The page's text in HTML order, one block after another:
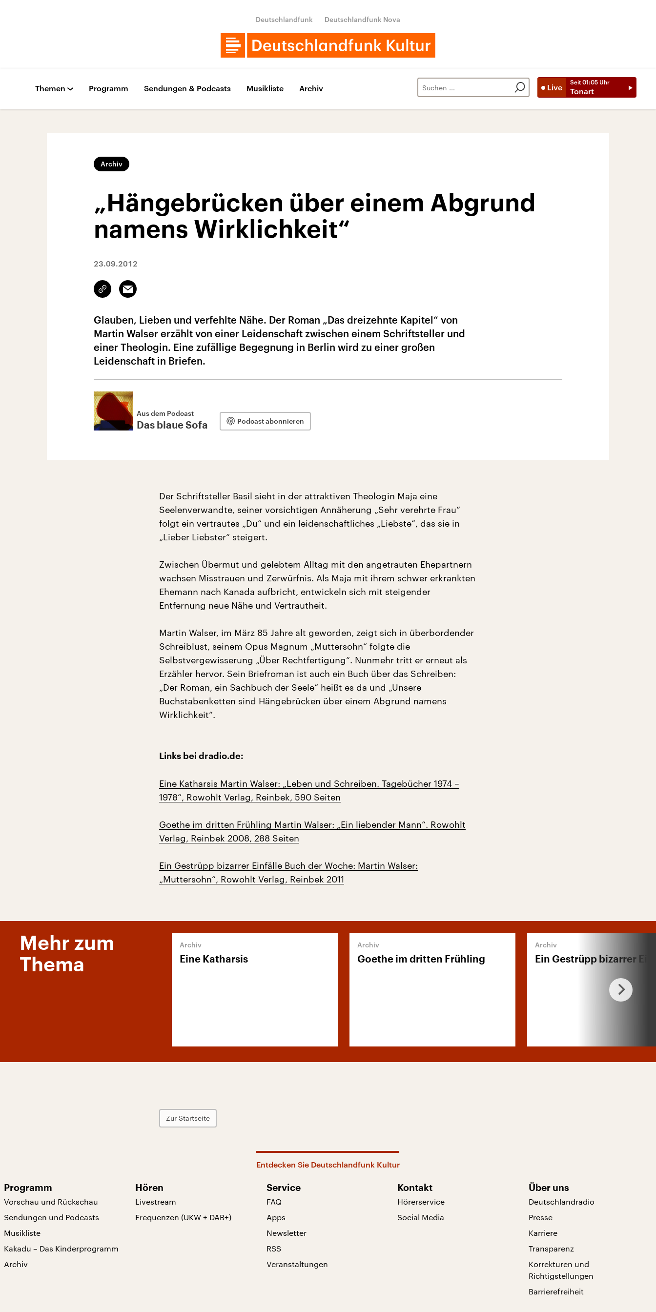
Deutschlandfunk Deutschlandfunk Nova
Live
Seit 01:05 Uhr
Tonart
Themen Programm Sendungen & Podcasts Musikliste Archiv
Archiv
„Hängebrücken über einem Abgrund
namens Wirklichkeit“
23.09.2012
Link
kopieren/teilen
Email
Glauben, Lieben und verfehlte Nähe. Der Roman „Das dreizehnte Kapitel“ von
Martin Walser erzählt von einer Leidenschaft zwischen einem Schriftsteller und
einer Theologin. Eine zufällige Begegnung in Berlin wird zu einer großen
Leidenschaft in Briefen.
Aus dem Podcast
Das blaue Sofa Podcast abonnieren
Der Schriftsteller Basil sieht in der attraktiven Theologin Maja eine
Seelenverwandte, seiner vorsichtigen Annäherung „Sehr verehrte Frau“
folgt ein vertrautes „Du“ und ein leidenschaftliches „Liebste“, das sie in
„Lieber Liebster“ steigert.
Zwischen Übermut und gelebtem Alltag mit den angetrauten Ehepartnern
wachsen Misstrauen und Zerwürfnis. Als Maja mit ihrem schwer erkrankten
Ehemann nach Kanada aufbricht, entwickeln sich mit steigender
Entfernung neue Nähe und Vertrautheit.
Martin Walser, im März 85 Jahre alt geworden, zeigt sich in überbordender
Schreiblust, seinem Opus Magnum „Muttersohn“ folgte die
Selbstvergewisserung „Über Rechtfertigung“. Nunmehr tritt er erneut als
Erzähler hervor. Sein Briefroman ist auch ein Buch über das Schreiben:
„Der Roman, ein Sachbuch der Seele“ heißt es da und „Unsere
Buchstabenketten sind Hängebrücken über einem Abgrund namens
Wirklichkeit“.
Links bei dradio.de:
Eine Katharsis Martin Walser: „Leben und Schreiben. Tagebücher 1974 –
1978“, Rowohlt Verlag, Reinbek, 590 Seiten
Goethe im dritten Frühling Martin Walser: „Ein liebender Mann“. Rowohlt
Verlag, Reinbek 2008, 288 Seiten
Ein Gestrüpp bizarrer Einfälle Buch der Woche: Martin Walser:
„Muttersohn“, Rowohlt Verlag, Reinbek 2011
Mehr zum
Thema
Eine Katharsis Goethe im dritten Frühling Ein Gestrüpp bizarrer
Zur Startseite
Entdecken Sie Deutschlandfunk Kultur
Programm
Vorschau und Rückschau
Sendungen und Podcasts
Musikliste
Kakadu – Das Kinderprogramm
Archiv
Hören
Livestream
Frequenzen (UKW + DAB+)
Service
FAQ
Apps
Newsletter
RSS
Veranstaltungen
Kontakt
Hörerservice
Social Media
Über uns
Deutschlandradio
Presse
Karriere
Transparenz
Korrekturen und
Richtigstellungen
Barrierefreiheit